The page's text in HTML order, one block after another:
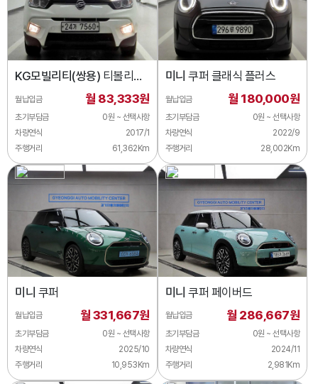
KG모빌리티(쌍용) 티볼리
가솔린 2WD 1.6 LX
월납입금 월 83,333원
초기부담금
0원 ~ 선택사항
차량연식
2017/1
주행거리
61,362Km
미니 쿠퍼 클래식 플러스
월납입금 월 180,000원
초기부담금
0원 ~ 선택사항
차량연식
2022/9
주행거리
28,002Km
미니 쿠퍼
월납입금 월 331,667원
초기부담금
0원 ~ 선택사항
차량연식
2025/10
주행거리
10,953Km
미니 쿠퍼 페이버드
월납입금 월 286,667원
초기부담금
0원 ~ 선택사항
차량연식
2024/11
주행거리
2,981Km